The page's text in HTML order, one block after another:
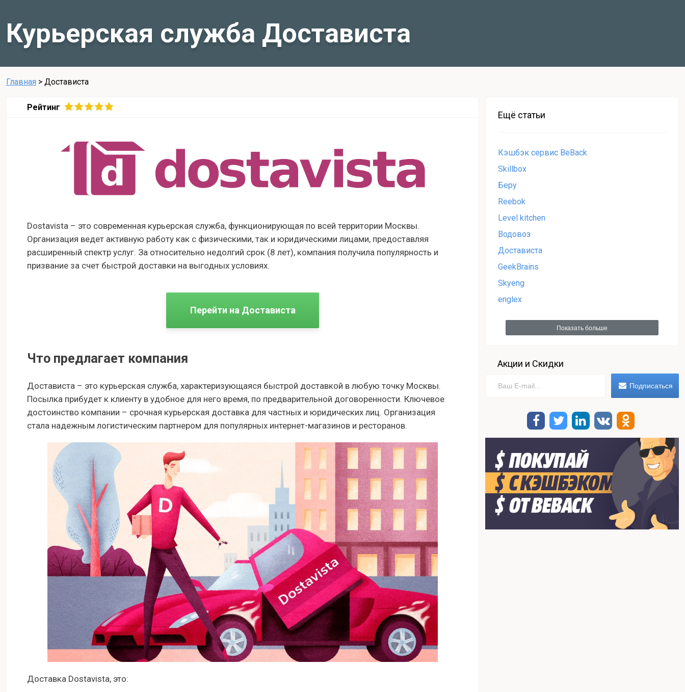
Курьерская служба Достависта
Главная > Достависта
Рейтинг
Dostavista – это современная курьерская служба, функционирующая по всей территории Москвы.
Организация ведет активную работу как с физическими, так и юридическими лицами, предоставляя
расширенный спектр услуг. За относительно недолгий срок (8 лет), компания получила популярность и
призвание за счет быстрой доставки на выгодных условиях.
Перейти на Достависта
Что предлагает компания
Достависта – это курьерская служба, характеризующаяся быстрой доставкой в любую точку Москвы.
Посылка прибудет к клиенту в удобное для него время, по предварительной договоренности. Ключевое
достоинство компании – срочная курьерская доставка для частных и юридических лиц. Организация
стала надежным логистическим партнером для популярных интернет-магазинов и ресторанов.
Доставка Dostavista, это:
Ещё статьи
Кэшбэк сервис BeBack
Skillbox
Беру
Reebok
Level kitchen
Водовоз
Достависта
GeekBrains
Skyeng
englex
Показать больше
Акции и Скидки